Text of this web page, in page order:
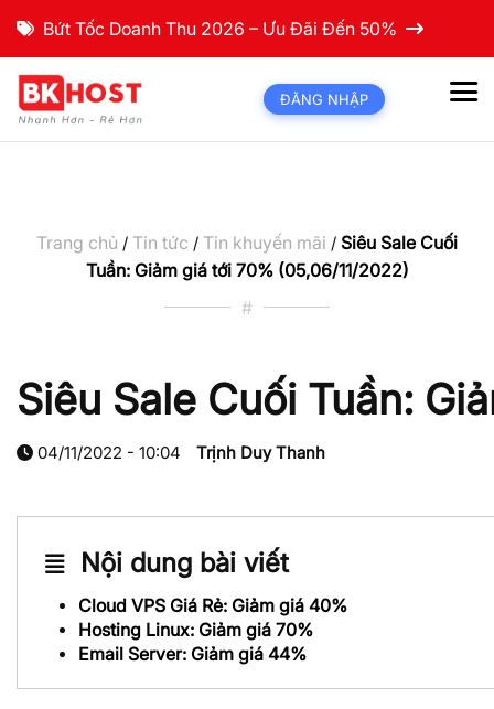
Bứt Tốc Doanh Thu 2026 – Ưu Đãi Đến 50%
ĐĂNG NHẬP
Trang chủ / Tin tức / Tin khuyến mãi / Siêu Sale Cuối
Tuần: Giảm giá tới 70% (05,06/11/2022)
#
Siêu Sale Cuối Tuần:
04/11/2022 - 10:04 Trịnh Duy Thanh
Nội dung bài viết
Cloud VPS Giá Rẻ: Giảm giá 40%
Hosting Linux: Giảm giá 70%
Email Server: Giảm giá 44%